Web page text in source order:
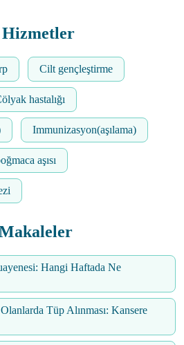
Hizmetler
Cilt gençleştirme
hastalığı
Immunizasyon(aşılama)
aşısı
Hangi Haftada Ne
Tüp Alınması: Kansere